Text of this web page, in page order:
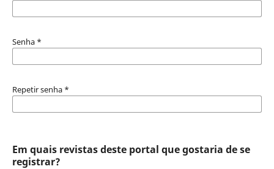
Senha *
Repetir senha *
Em quais revistas deste portal que gostaria de se
registrar?